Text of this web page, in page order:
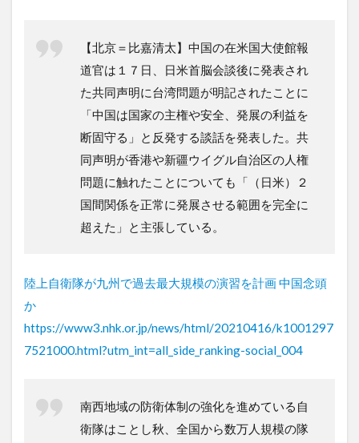
【北京＝比嘉清太】中国の在米国大使館報
道官は１７日、日米首脳会談後に発表され
た共同声明に台湾問題が明記されたことに
「中国は国家の主権や安全、発展の利益を
断固守る」と反発する談話を発表した。共
同声明が香港や新疆ウイグル自治区の人権
問題に触れたことについても「（日米）２
国間関係を正常に発展させる範囲を完全に
超えた」と主張している。
陸上自衛隊が九州で過去最大規模の演習を計画 中国念頭
か
https://www3.nhk.or.jp/news/html/20210416/k1001297
7521000.html?utm_int=all_side_ranking-social_004
南西地域の防衛体制の強化を進めている自
衛隊はことし秋、全国から数万人規模の隊